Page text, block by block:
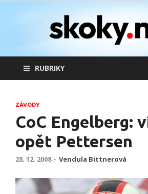
skoky.net
skoky na lyžích
RUBRIKY
ZÁVODY
CoC Engelberg:
opět Pettersen
28. 12. 2008 - Vendula Bittnerová